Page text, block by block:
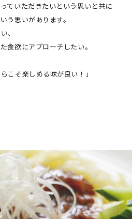
ていただきたいという思いと共に
う思いがあります。
、
食欲にアプローチしたい。
こそ楽しめる味が良い！」